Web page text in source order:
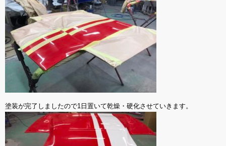
塗装が完了しましたので1日置いて乾燥・硬化させていきます。